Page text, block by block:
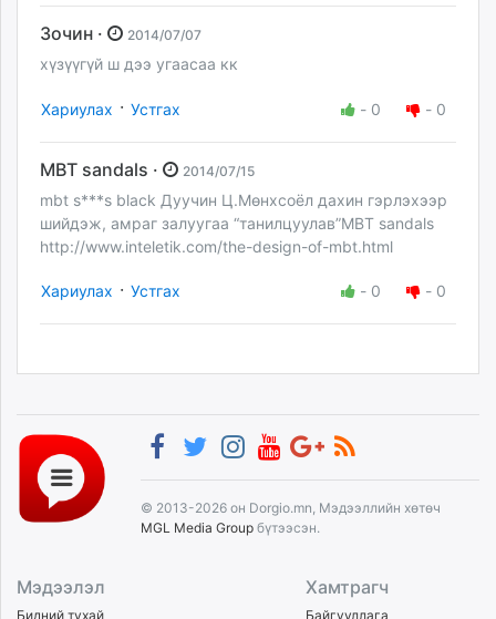
Зочин · 2014/07/07
хүзүүгүй ш дээ угаасаа кк
Хариулах · Устгах - 0 - 0
MBT sandals · 2014/07/15
mbt s***s black Дуучин Ц.Мөнхсоёл дахин гэрлэхээр
шийдэж, амраг залуугаа “танилцуулав”MBT sandals
http://www.inteletik.com/the-design-of-mbt.html
Хариулах · Устгах - 0 - 0
© 2013-2026 он Dorgio.mn, Мэдээллийн хөтөч
MGL Media Group бүтээсэн.
Мэдээлэл
Бидний тухай
Хамтрагч
Байгууллага